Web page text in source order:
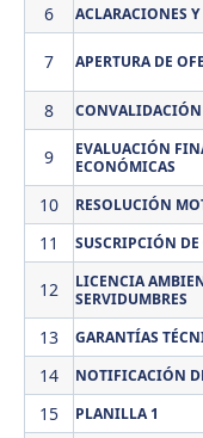
6 ACLARACIONES Y
7 APERTURA DE
8 CONVALIDACIÓN
9
EVALUACIÓN
ECONÓMICAS
10 RESOLUCIÓN
11 SUSCRIPCIÓN DE
12
LICENCIA
SERVIDUMBRES
13 GARANTÍAS
14 NOTIFICACIÓN
15 PLANILLA 1